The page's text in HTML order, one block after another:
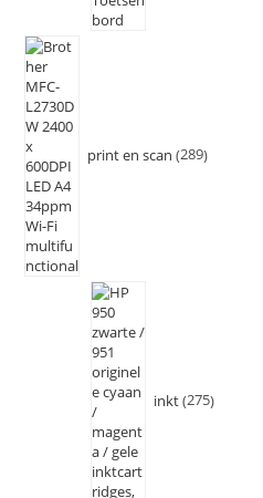
print en scan 289
inkt 275